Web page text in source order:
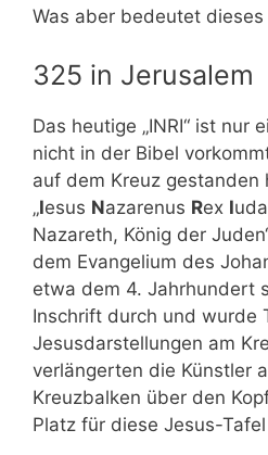
Was aber bedeutet dieses
325 in Jerusalem
Das heutige „INRI“ ist nur
nicht in der Bibel
auf dem Kreuz gestanden
„Iesus Nazarenus Rex I
Nazareth, König der
dem Evangelium des
etwa dem 4. Jahrhundert
Inschrift durch und wurde
Jesusdarstellungen am
verlängerten die Künstler
Kreuzbalken über den
Platz für diese Jesus-